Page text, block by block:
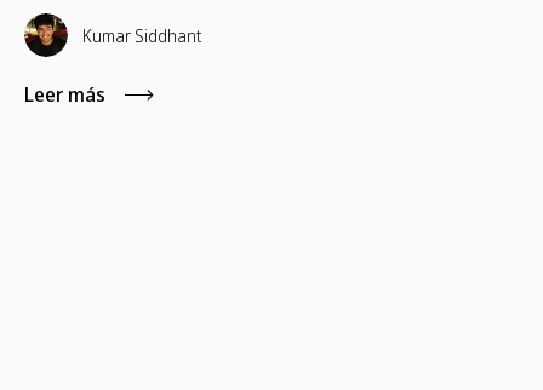
Kumar Siddhant
Leer más